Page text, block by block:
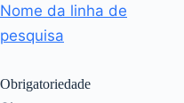
Nome da linha de
pesquisa
Obrigatoriedade